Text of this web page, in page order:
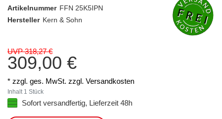
Artikelnummer FFN 25K5IPN
Hersteller Kern & Sohn
UVP 318,27 €
309,00 €
* zzgl. ges. MwSt. zzgl. Versandkosten
Inhalt 1 Stück
Sofort versandfertig, Lieferzeit 48h